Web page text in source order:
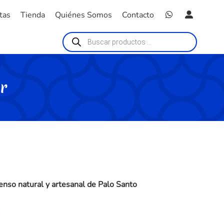
Tienda Quiénes Somos Contacto
Búsqueda
de
productos
natural y artesanal de Palo Santo